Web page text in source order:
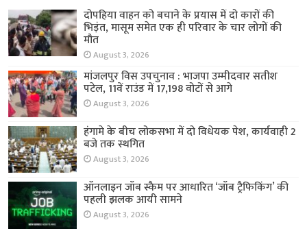
दोपहिया वाहन को बचाने के प्रयास में दो कारों की
भिड़ंत, मासूम समेत एक ही परिवार के चार लोगों की
मौत
August 3, 2026
मांजलपुर विस उपचुनाव : भाजपा उम्मीदवार सतीश
पटेल, 11वें राउंड में 17,198 वोटों से आगे
August 3, 2026
हंगामे के बीच लोकसभा में दो विधेयक पेश, कार्यवाही 2
बजे तक स्थगित
August 3, 2026
ऑनलाइन जॉब स्कैम पर आधारित ‘जॉब ट्रैफिकिंग’ की
पहली झलक आयी सामने
August 3, 2026